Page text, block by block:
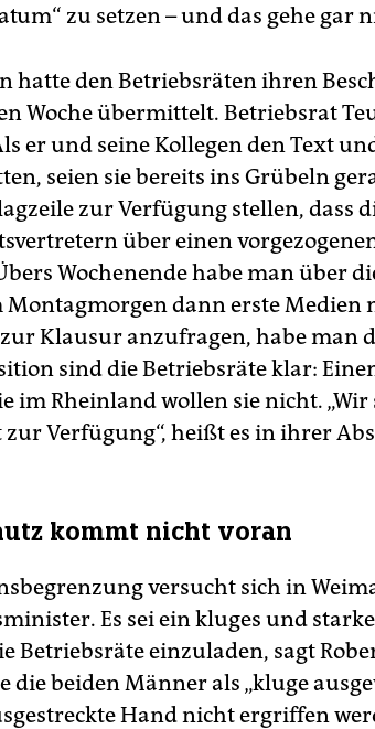
zu setzen – und das gehe gar
hatte den Betriebsräten ihren
Woche übermittelt. Betriebsrat
er und seine Kollegen den Text
seien sie bereits ins Grübeln
zur Verfügung stellen, dass
über einen
Wochenende habe man über
Montagmorgen dann erste Medien
Klausur anzufragen, habe man
sind die Betriebsräte klar:
im Rheinland wollen sie nicht.
Verfügung“, heißt es in ihrer
kommt nicht voran
versucht sich in
Es sei ein kluges und
Betriebsräte einzuladen, sagt
die beiden Männer als „kluge
Hand nicht ergriffen